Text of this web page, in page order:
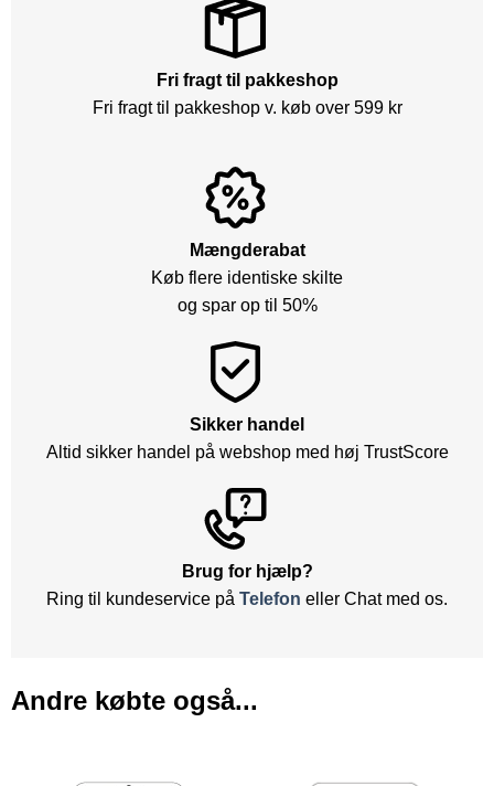
Fri fragt til pakkeshop
Fri fragt til pakkeshop v. køb over 599 kr
Mængderabat
Køb flere identiske skilte
og spar op til 50%
Sikker handel
Altid sikker handel på webshop med høj TrustScore
Brug for hjælp?
Ring til kundeservice på Telefon eller Chat med os.
Andre købte også...